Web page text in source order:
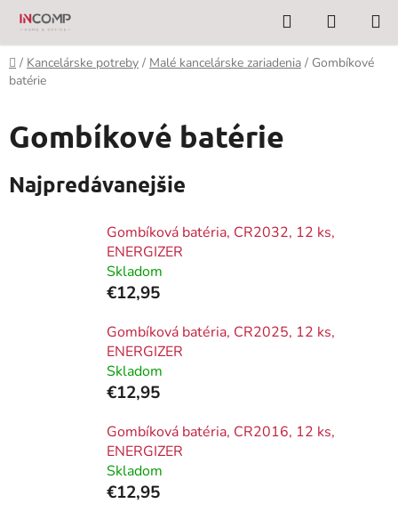
Prejsť
obsah
Hľadať
KOŠÍK
Domov
/ Kancelárske potreby / Malé kancelárske zariadenia / Gombíkové
batérie
Gombíkové batérie
Najpredávanejšie
Gombíková batéria, CR2032, 12 ks,
ENERGIZER
Skladom
€12,95
Gombíková batéria, CR2025, 12 ks,
ENERGIZER
Skladom
€12,95
Gombíková batéria, CR2016, 12 ks,
ENERGIZER
Skladom
€12,95